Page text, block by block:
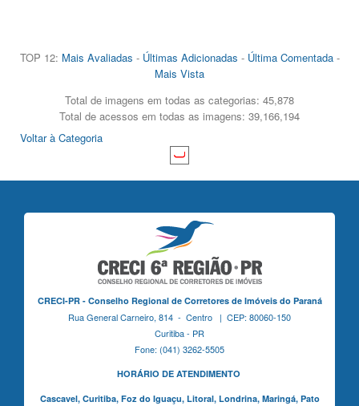
TOP 12: Mais Avaliadas - Últimas Adicionadas - Última Comentada-
Mais Vista
Total de imagens em todas as categorias: 45,878
Total de acessos em todas as imagens: 39,166,194
Voltar à Categoria
CRECI-PR - Conselho Regional de Corretores de Imóveis do Paraná
Rua General Carneiro, 814 - Centro | CEP: 80060-150
Curitiba - PR
Fone: (041) 3262-5505
HORÁRIO DE ATENDIMENTO
Cascavel, Curitiba,Foz do Iguaçu, Litoral, Londrina, Maringá, Pato